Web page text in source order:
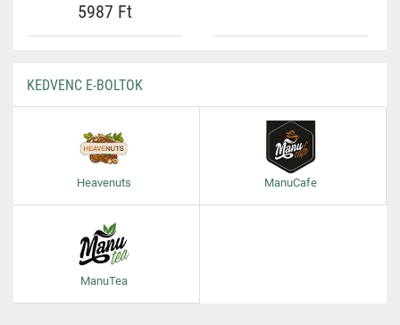
5987 Ft
KEDVENC E-BOLTOK
Heavenuts ManuCafe
ManuTea